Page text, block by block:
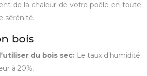
de la chaleur de votre poêle en toute
sérénité.
bois
du bois sec: Le taux d’humidité
à 20%.